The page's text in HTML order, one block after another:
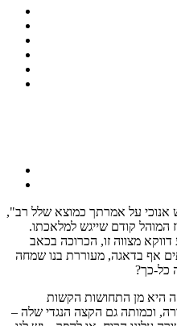
על אמרתך כמוצא שלל רב",
המוהל קודם שייגש למלאכתו.
דווקא מצווה זו, הכרוכה בכאב
אף בדאגה, מעוררת בנו שמחה
כל-כך?
היא מן התחושות הקשות
וכמותה גם הקצה הנגדי שלה –